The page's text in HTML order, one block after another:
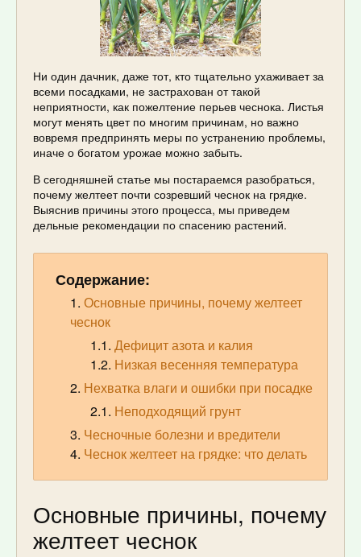
Ни один дачник, даже тот, кто тщательно ухаживает за
всеми посадками, не застрахован от такой
неприятности, как пожелтение перьев чеснока. Листья
могут менять цвет по многим причинам, но важно
вовремя предпринять меры по устранению проблемы,
иначе о богатом урожае можно забыть.
В сегодняшней статье мы постараемся разобраться,
почему желтеет почти созревший чеснок на грядке.
Выяснив причины этого процесса, мы приведем
дельные рекомендации по спасению растений.
Содержание:
Основные причины, почему желтеет
чеснок
Дефицит азота и калия
Низкая весенняя температура
Нехватка влаги и ошибки при посадке
Неподходящий грунт
Чесночные болезни и вредители
Чеснок желтеет на грядке: что делать
Основные причины, почему
желтеет чеснок